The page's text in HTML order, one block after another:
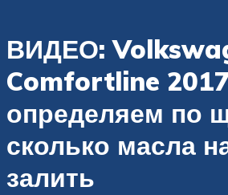
ВИДЕО:
Comfortline 2017
определяем по
сколько масла
залить